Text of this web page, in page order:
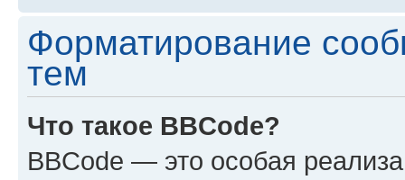
Форматирование
тем
Что такое BBCode?
BBCode — это особая